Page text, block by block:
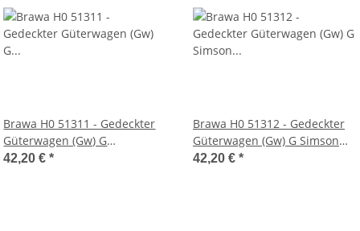
Brawa H0 51311 - Gedeckter
Güterwagen (Gw) G
Werkswagen Keramische
42,20 €*
Brawa H0 51312 - Gedeckter
Güterwagen (Gw) G Simson
(DR)
42,20 € *